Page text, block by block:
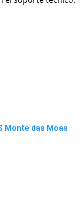
Monte das Moas